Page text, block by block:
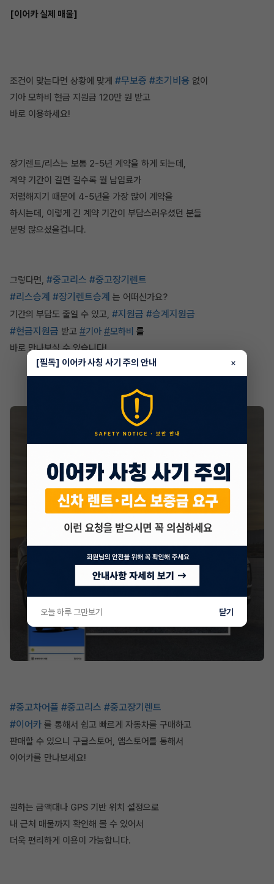
[이어카 실제 매물]
조건이 맞는다면 상황에 맞게 #무보증 #초기비용 없이
기아 모하비 현금 지원금 120만 원 받고
바로 이용하세요!
장기렌트/리스는 보통 2-5년 계약을 하게 되는데,
계약 기간이 길면 길수록 월 납입료가
저렴해지기 때문에 4-5년을 가장 많이 계약을
하시는데, 이렇게 긴 계약 기간이 부담스러우셨던 분들
분명 많으셨을겁니다.
그렇다면, #중고리스 #중고장기렌트
#리스승계 #장기렌트승계 는 어떠신가요?
기간의 부담도 줄일 수 있고, #지원금 #승계지원금
#현금지원금 받고 #기아 #모하비 를
바로 만나보실 수 있습니다!
#중고차어플 #중고리스 #중고장기렌트
#이어카 를 통해서 쉽고 빠르게 자동차를 구매하고
판매할 수 있으니 구글스토어, 앱스토어를 통해서
이어카를 만나보세요!
원하는 금액대나 GPS 기반 위치 설정으로
내 근처 매물까지 확인해 볼 수 있어서
더욱 편리하게 이용이 가능합니다.
[필독] 이어카 사칭 사기 주의 안내 ×
오늘 하루 그만보기 닫기